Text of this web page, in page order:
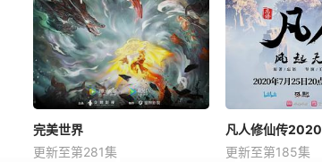
完美世界
更新至第281集
凡人修仙传2020
更新至第185集